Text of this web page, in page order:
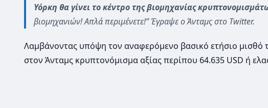
Υόρκη θα γίνει το κέντρο της βιομηχανίας
βιομηχανιών! Απλά περιμένετε!” Έγραψε ο Άνταμς στο Twitter.
Λαμβάνοντας υπόψη τον αναφερόμενο βασικό ετήσιο
στον Άνταμς κρυπτονόμισμα αξίας περίπου 64.635 USD ή